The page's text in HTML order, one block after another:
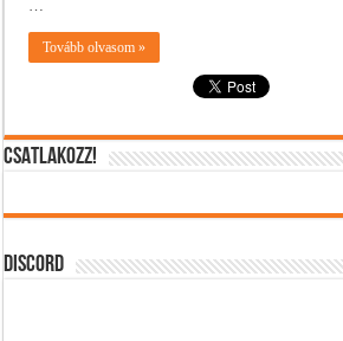
Tovább olvasom »
CSATLAKOZZ!
DISCORD